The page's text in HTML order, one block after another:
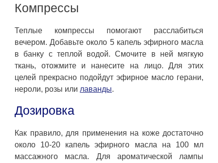
Компрессы
Теплые компрессы помогают расслабиться
вечером. Добавьте около 5 капель эфирного масла
в банку с теплой водой. Смочите в ней мягкую
ткань, отожмите и нанесите на лицо. Для этих
целей прекрасно подойдут эфирное масло герани,
нероли, розы или лаванды.
Дозировка
Как правило, для применения на коже достаточно
около 10-20 капель эфирного масла на 100 мл
массажного масла. Для ароматической лампы